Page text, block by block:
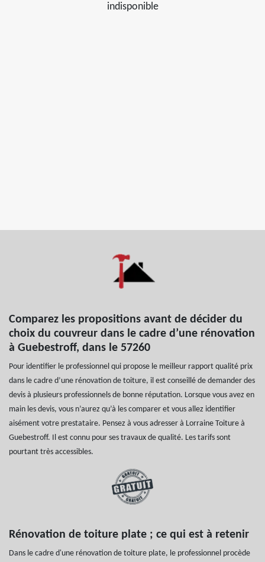
indisponible
Comparez les propositions avant de décider du
choix du couvreur dans le cadre d’une rénovation
à Guebestroff, dans le 57260
Pour identifier le professionnel qui propose le meilleur rapport qualité prix
dans le cadre d’une rénovation de toiture, il est conseillé de demander des
devis à plusieurs professionnels de bonne réputation. Lorsque vous avez en
main les devis, vous n’aurez qu’à les comparer et vous allez identifier
aisément votre prestataire. Pensez à vous adresser à Lorraine Toiture à
Guebestroff. Il est connu pour ses travaux de qualité. Les tarifs sont
pourtant très accessibles.
Rénovation de toiture plate ; ce qui est à retenir
Dans le cadre d'une rénovation de toiture plate, le professionnel procède